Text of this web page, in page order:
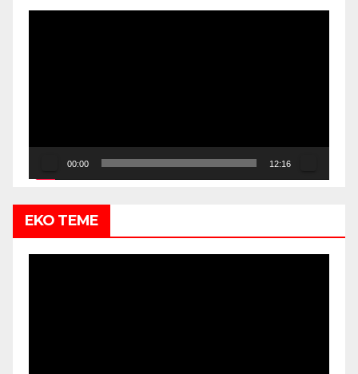
00:00 12:16
EKO TEME